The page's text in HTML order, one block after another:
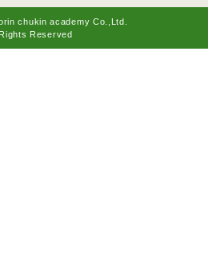
chukin academy Co.,Ltd.
Reserved